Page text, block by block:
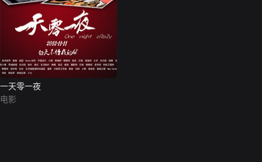
一天零一夜
电影